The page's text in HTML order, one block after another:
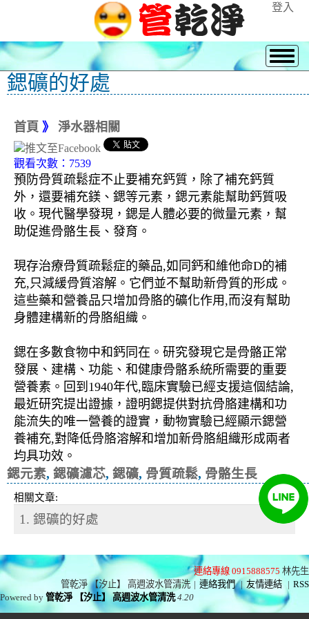
登入
鍶礦的好處
首頁 》 淨水器相關
觀看次數：7539
預防骨質疏鬆症不止要補充鈣質，除了補充鈣質
外，還要補充鎂、鍶等元素，鍶元素能幫助鈣質吸
收。現代醫學發現，鍶是人體必要的微量元素，幫
助促進骨骼生長、發育。
現存治療骨質疏鬆症的藥品,如同鈣和維他命D的補
充,只減緩骨質溶解。它們並不幫助新骨質的形成。
這些藥和營養品只增加骨胳的礦化作用,而沒有幫助
身體建構新的骨胳組織。
鍶在多數食物中和鈣同在。研究發現它是骨骼正常
發展、建構、功能、和健康骨骼系統所需要的重要
營養素。回到1940年代,臨床實驗已經支援這個結論,
最近研究提出證據，證明鍶提供對抗骨胳建構和功
能流失的唯一營養的證實，動物實驗已經顯示鍶營
養補充,對降低骨胳溶解和增加新骨胳組織形成兩者
均具功效。
鍶元素, 鍶礦濾芯, 鍶礦, 骨質疏鬆, 骨骼生長
相關文章:
1. 鍶礦的好處
連絡專線 0915888575 林先生
管乾淨 【汐止】 高週波水管清洗 | 連絡我們 | 友情連結 | RSS
Powered by管乾淨 【汐止】 高週波水管清洗 4.20